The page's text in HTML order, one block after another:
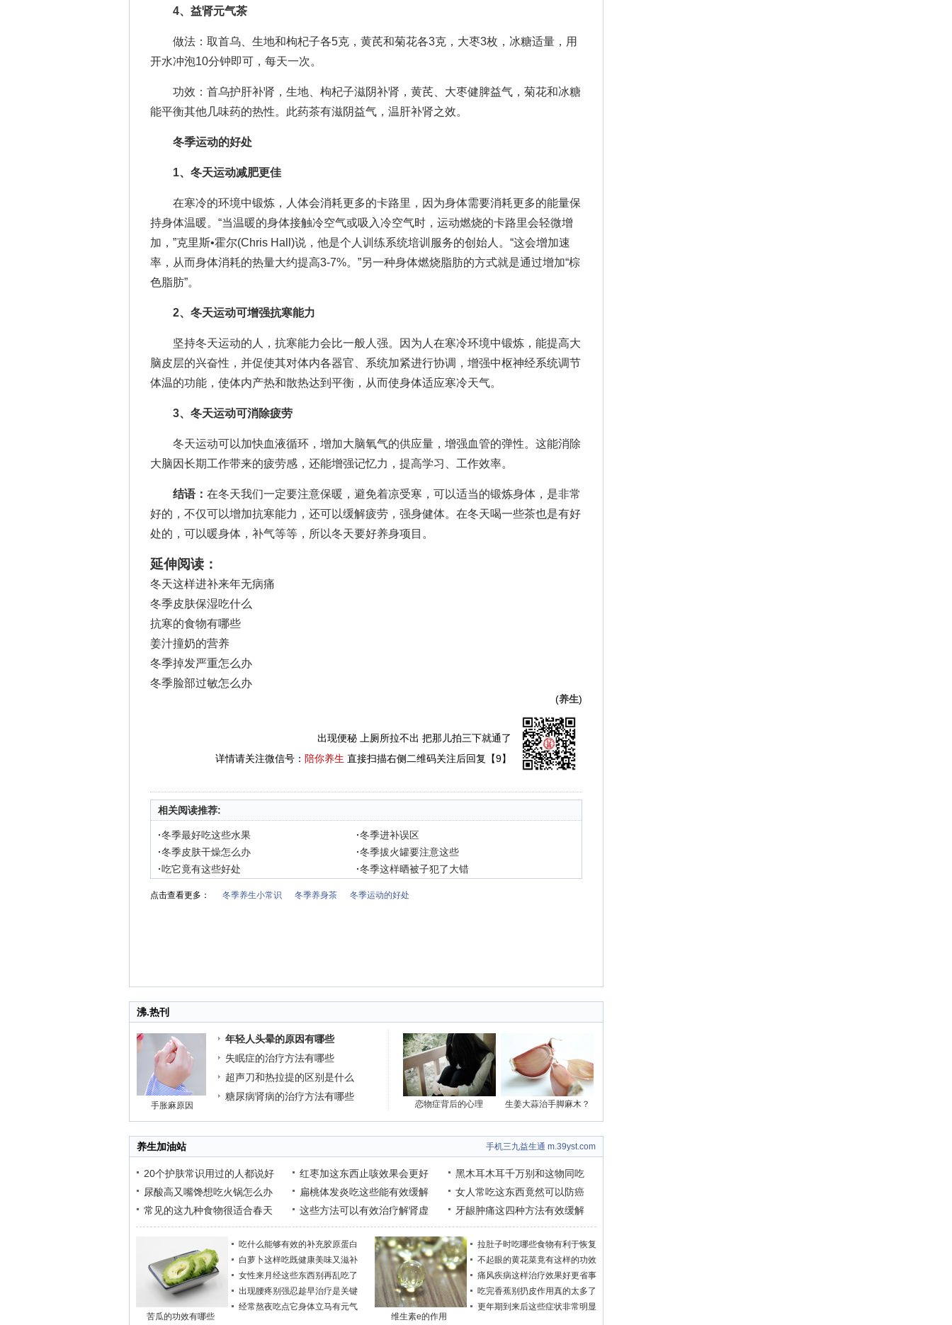
4、益肾元气茶
做法：取首乌、生地和枸杞子各5克，黄芪和菊花各3克，大枣3枚，冰糖适量，用
开水冲泡10分钟即可，每天一次。
功效：首乌护肝补肾，生地、枸杞子滋阴补肾，黄芪、大枣健脾益气，菊花和冰糖
能平衡其他几味药的热性。此药茶有滋阴益气，温肝补肾之效。
冬季运动的好处
1、冬天运动减肥更佳
在寒冷的环境中锻炼，人体会消耗更多的卡路里，因为身体需要消耗更多的能量保
持身体温暖。“当温暖的身体接触冷空气或吸入冷空气时，运动燃烧的卡路里会轻微增
加，”克里斯•霍尔(Chris Hall)说，他是个人训练系统培训服务的创始人。“这会增加速
率，从而身体消耗的热量大约提高3-7%。”另一种身体燃烧脂肪的方式就是通过增加“棕
色脂肪”。
2、冬天运动可增强抗寒能力
坚持冬天运动的人，抗寒能力会比一般人强。因为人在寒冷环境中锻炼，能提高大
脑皮层的兴奋性，并促使其对体内各器官、系统加紧进行协调，增强中枢神经系统调节
体温的功能，使体内产热和散热达到平衡，从而使身体适应寒冷天气。
3、冬天运动可消除疲劳
冬天运动可以加快血液循环，增加大脑氧气的供应量，增强血管的弹性。这能消除
大脑因长期工作带来的疲劳感，还能增强记忆力，提高学习、工作效率。
结语： 在冬天我们一定要注意保暖，避免着凉受寒，可以适当的锻炼身体，是非常
好的，不仅可以增加抗寒能力，还可以缓解疲劳，强身健体。在冬天喝一些茶也是有好
处的，可以暖身体，补气等等，所以冬天要好养身项目。
延伸阅读：
冬天这样进补来年无病痛
冬季皮肤保湿吃什么
抗寒的食物有哪些
姜汁撞奶的营养
冬季掉发严重怎么办
冬季脸部过敏怎么办
(养生)
出现便秘 上厕所拉不出 把那儿拍三下就通了
详情请关注微信号： 陪你养生 直接扫描右侧二维码关注后回复【9】
相关阅读推荐:
·冬季最好吃这些水果 ·冬季进补误区
·冬季皮肤干燥怎么办 ·冬季拔火罐要注意这些
·吃它竟有这些好处 ·冬季这样晒被子犯了大错
点击查看更多： 冬季养生小常识 冬季养身茶 冬季运动的好处
沸.热刊
手胀麻原因
年轻人头晕的原因有哪些
失眠症的治疗方法有哪些
超声刀和热拉提的区别是什么
糖尿病肾病的治疗方法有哪些
恋物症背后的心理 生姜大蒜治手脚麻木？
养生加油站 手机三九益生通 m.39yst.com
20个护肤常识用过的人都说好
尿酸高又嘴馋想吃火锅怎么办
常见的这九种食物很适合春天
红枣加这东西止咳效果会更好
扁桃体发炎吃这些能有效缓解
这些方法可以有效治疗解肾虚
黑木耳木耳千万别和这物同吃
女人常吃这东西竟然可以防癌
牙龈肿痛这四种方法有效缓解
苦瓜的功效有哪些
吃什么能够有效的补充胶原蛋白
白萝卜这样吃既健康美味又滋补
女性来月经这些东西别再乱吃了
出现腰疼别强忍趁早治疗是关键
经常熬夜吃点它身体立马有元气
维生素e的作用
拉肚子时吃哪些食物有利于恢复
不起眼的黄花菜竟有这样的功效
痛风疾病这样治疗效果好更省事
吃完香蕉别扔皮作用真的太多了
更年期到来后这些症状非常明显